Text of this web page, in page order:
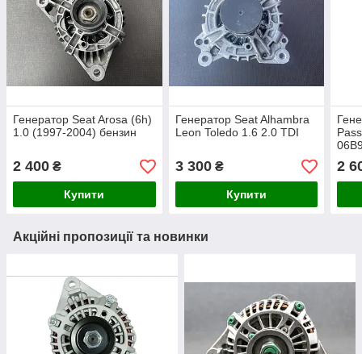
Генератор Seat Arosa (6h)
1.0 (1997-2004) бензин
2 400 ₴
Купити
Генератор Seat Alhambra
Leon Toledo 1.6 2.0 TDI
3 300₴
Купити
2
Акційні пропозиції та новинки